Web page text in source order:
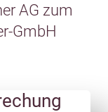
AG zum
GmbH